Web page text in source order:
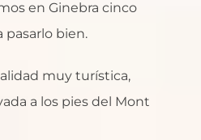
en Ginebra cinco
pasarlo bien.
muy turística,
a los pies del Mont